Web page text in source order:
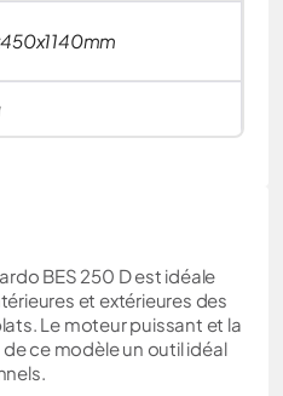
BES 250 D est idéale
et extérieures des
Le moteur puissant et la
ce modèle un outil idéal